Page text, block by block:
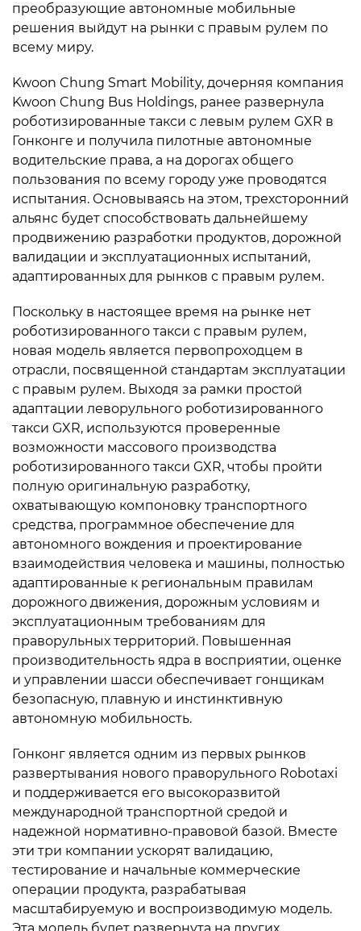
преобразующие автономные мобильные
решения выйдут на рынки с правым рулем по
всему миру.
Kwoon Chung Smart Mobility, дочерняя компания
Kwoon Chung Bus Holdings, ранее развернула
роботизированные такси с левым рулем GXR в
Гонконге и получила пилотные автономные
водительские права, а на дорогах общего
пользования по всему городу уже проводятся
испытания. Основываясь на этом, трехсторонний
альянс будет способствовать дальнейшему
продвижению разработки продуктов, дорожной
валидации и эксплуатационных испытаний,
адаптированных для рынков с правым рулем.
Поскольку в настоящее время на рынке нет
роботизированного такси с правым рулем,
новая модель является первопроходцем в
отрасли, посвященной стандартам эксплуатации
с правым рулем. Выходя за рамки простой
адаптации леворульного роботизированного
такси GXR, используются проверенные
возможности массового производства
роботизированного такси GXR, чтобы пройти
полную оригинальную разработку,
охватывающую компоновку транспортного
средства, программное обеспечение для
автономного вождения и проектирование
взаимодействия человека и машины, полностью
адаптированные к региональным правилам
дорожного движения, дорожным условиям и
эксплуатационным требованиям для
праворульных территорий. Повышенная
производительность ядра в восприятии, оценке
и управлении шасси обеспечивает гонщикам
безопасную, плавную и инстинктивную
автономную мобильность.
Гонконг является одним из первых рынков
развертывания нового праворульного Robotaxi
и поддерживается его высокоразвитой
международной транспортной средой и
надежной нормативно-правовой базой. Вместе
эти три компании ускорят валидацию,
тестирование и начальные коммерческие
операции продукта, разрабатывая
масштабируемую и воспроизводимую модель.